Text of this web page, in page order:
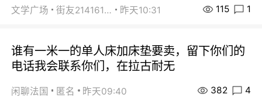
文学广场 街友21416156 昨天10:31 115 1
谁有一米一的单人床加床垫要卖，留下你们的
电话我会联系你们，在拉古耐无
闲聊法国 匿名 昨天09:40 382 4